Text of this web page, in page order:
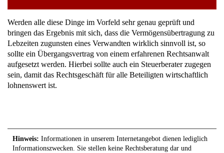
Werden alle diese Dinge im Vorfeld sehr genau geprüft und
bringen das Ergebnis mit sich, dass die Vermögensübertragung zu
Lebzeiten zugunsten eines Verwandten wirklich sinnvoll ist, so
sollte ein Übergangsvertrag von einem erfahrenen Rechtsanwalt
aufgesetzt werden. Hierbei sollte auch ein Steuerberater zugegen
sein, damit das Rechtsgeschäft für alle Beteiligten wirtschaftlich
lohnenswert ist.
Hinweis: Informationen in unserem Internetangebot dienen lediglich
Informationszwecken. Sie stellen keine Rechtsberatung dar und